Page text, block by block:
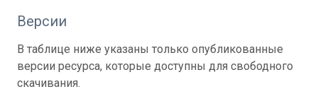
Версии
В таблице ниже указаны только опубликованные
версии ресурса, которые доступны для свободного
скачивания.